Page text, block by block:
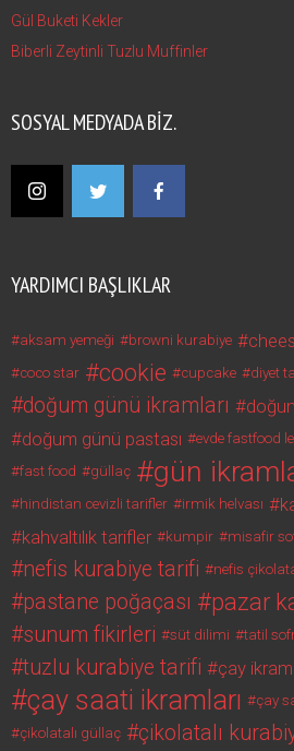
Gül Buketi Kekler
Biberli Zeytinli Tuzlu Muffinler
SOSYAL MEDYADA BIZ.
YARDIMCI BAŞLIKLAR
aksam yemeği browni kurabiye
coco star cookie cupcake diyet
doğum günü ikramları
doğum günü pastası
evde fastfood
fast food
güllaç gün
hindistan cevizli tarifler
irmik helvası
kahvaltılık tarifler
kumpir misafir
nefis kurabiye tarifi nefis
pastane poğaçası pazar
sunum fikirleri süt dilimi tatil
tuzlu kurabiye tarifi çay ikramı
çay saati ikramları
çay
çikolatalı güllaç
çikolatalı